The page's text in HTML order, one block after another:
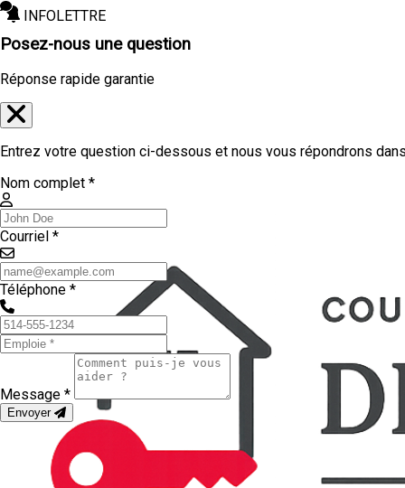
INFOLETTRE
Posez-nous une question
Réponse rapide garantie
Entrez votre question ci-dessous et nous vous répondrons
Nom complet *
Courriel *
Téléphone *
Message *
Envoyer